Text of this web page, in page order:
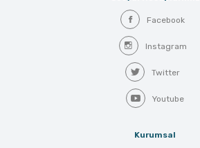
Facebook
Instagram
Twitter
Youtube
Kurumsal